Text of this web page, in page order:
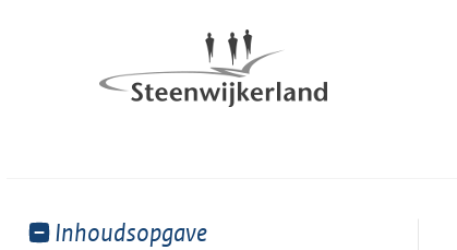
Toon
Inhoudsopgave